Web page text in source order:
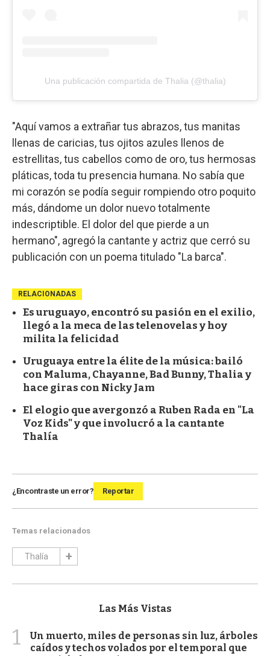
Una publicación compartida de Thalia (@thalia)
"Aquí vamos a extrañar tus abrazos, tus manitas
llenas de caricias, tus ojitos azules llenos de
estrellitas, tus cabellos como de oro, tus hermosas
pláticas, toda tu presencia humana. No sabía que
mi corazón se podía seguir rompiendo otro poquito
más, dándome un dolor nuevo totalmente
indescriptible. El dolor del que pierde a un
hermano", agregó la cantante y actriz que cerró su
publicación con un poema titulado "La barca".
RELACIONADAS
Es uruguayo, encontró su pasión en el exilio,
llegó a la meca de las telenovelas y hoy
milita la felicidad
Uruguaya entre la élite de la música: bailó
con Maluma, Chayanne, Bad Bunny, Thalia y
hace giras con Nicky Jam
El elogio que avergonzó a Ruben Rada en "La
Voz Kids" y que involucró a la cantante
Thalía
¿Encontraste un error? Reportar
Temas relacionados
Thalía
Las Más Vistas
1
Un muerto, miles de personas sin luz, árboles
caídos y techos volados por el temporal que